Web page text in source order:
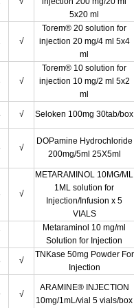
5x20 ml
√
Torem® 20 solution for
injection 20 mg/4 ml 5x4
ml
√
Torem® 10 solution for
injection 10 mg/2 ml 5x2
ml
√ Seloken 100mg 30tab/box
√
DOPamine Hydrochloride
200mg/5ml 25X5ml
√
METARAMINOL 10MG/ML
1ML solution for
Injection/Infusion x 5
VIALS
Metaraminol 10 mg/ml
Solution for Injection
√
TNKase 50mg Powder For
Injection
√
ARAMINE® INJECTION
10mg/1mL/vial 5 vials/box